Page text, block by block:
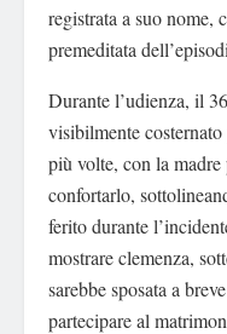
registrata a suo nome,
premeditata
Durante l’udienza, il
visibilmente
più volte, con la madre
confortarlo,
ferito durante
mostrare clemenza,
sarebbe sposata a
partecipare al